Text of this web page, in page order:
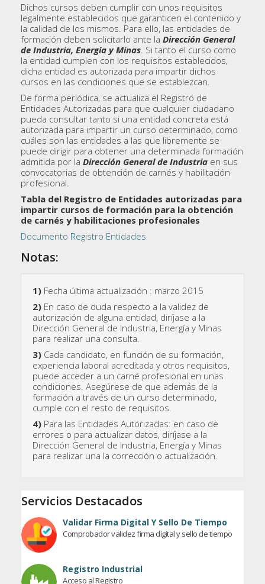
Dichos cursos deben cumplir con unos requisitos
legalmente establecidos que garanticen el contenido y
la calidad de los mismos. Para ello, las entidades de
formación deben solicitarlo ante la Dirección General
de Industria, Energía y Minas . Si tanto el curso como
la entidad cumplen con los requisitos establecidos,
dicha entidad es autorizada para impartir dichos
cursos en las condiciones que se establezcan.
De forma periódica, se actualiza el Registro de
Entidades Autorizadas para que cualquier ciudadano
pueda consultar tanto si una entidad concreta está
autorizada para impartir un curso determinado, como
cuáles son las entidades a las que libremente se
puede dirigir para obtener una determinada formación
admitida por la Dirección General de Industria en sus
convocatorias de obtención de carnés y habilitación
profesional.
Tabla del Registro de Entidades autorizadas para
impartir cursos de formación para la obtención
de carnés y habilitaciones profesionales
Documento Registro Entidades
Notas:
1) Fecha última actualización : marzo 2015
2) En caso de duda respecto a la validez de
autorización de alguna entidad, diríjase a la
Dirección General de Industria, Energía y Minas
para realizar una consulta.
3) Cada candidato, en función de su formación,
experiencia laboral acreditada y otros requisitos,
puede acceder a un carné profesional en unas
condiciones. Asegúrese de que además de la
formación a través de un curso determinado,
cumple con el resto de requisitos.
4) Para las Entidades Autorizadas: en caso de
errores o para actualizar datos, diríjase a la
Dirección General de Industria, Energía y Minas
para realizar una la corrección o actualización.
Servicios Destacados
Validar Firma Digital Y Sello De Tiempo
Comprobador validez firma digital y sello de tiempo
Registro Industrial
Acceso al Registro